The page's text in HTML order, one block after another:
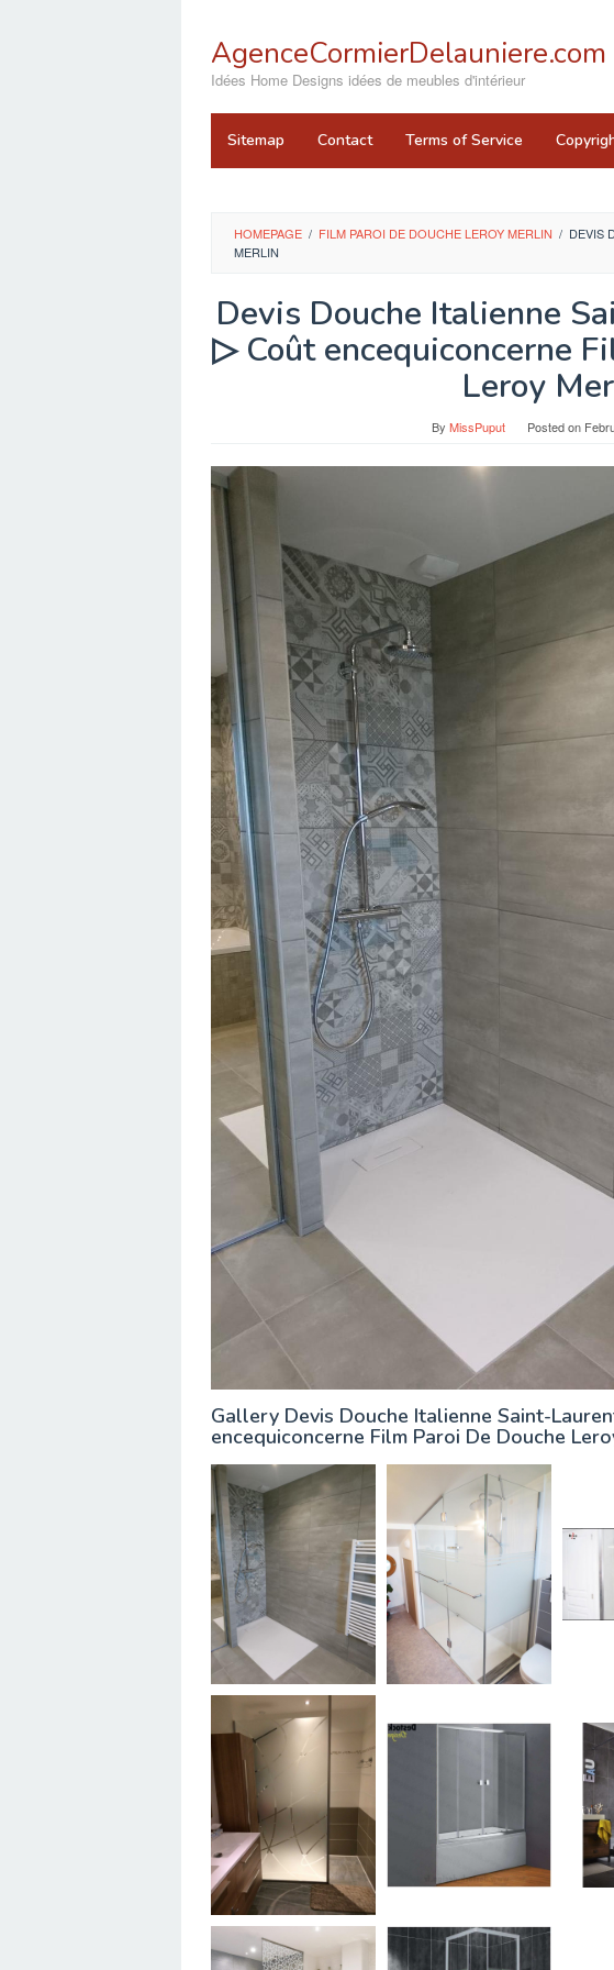
contentAgenceCormierDelauniere.com
Idées Home Designs idées de meubles d'intérieur
Sitemap Contact Terms of Service
HOMEPAGE / FILM PAROI DE DOUCHE LEROY MERLIN / DEVIS
MERLIN
Devis Douche Italienne
▷ Coût encequiconcerne
Leroy
By MissPuput Posted on
Gallery Devis Douche Italienne Saint-
encequiconcerne Film Paroi De Douche